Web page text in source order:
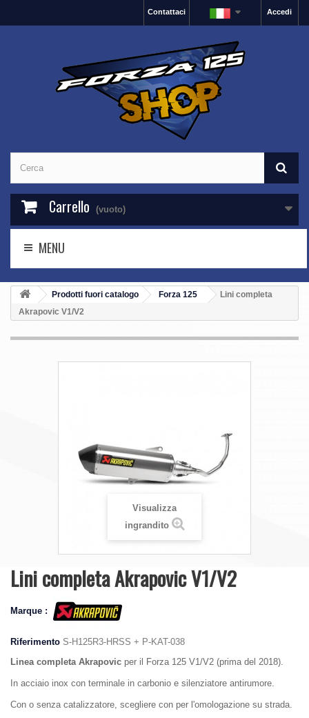
Accedi
Contattaci
Carrello (vuoto)
MENU
Prodotti fuori catalogo Forza 125
Lini completa
Akrapovic V1/V2
Visualizza
ingrandito
Lini completa Akrapovic V1/V2
Marque :
Riferimento S-H125R3-HRSS + P-KAT-038
Linea completa Akrapovic per il Forza 125 V1/V2 (prima del 2018).
In acciaio inox con terminale in carbonio e silenziatore antirumore.
Con o senza catalizzatore, scegliere con per l'omologazione su strada.